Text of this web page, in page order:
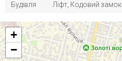
Будівля Ліфт, Кодовий замок
+
−